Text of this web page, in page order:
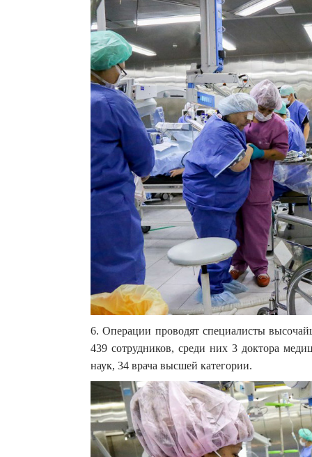
6. Операции проводят специалисты
439 сотрудников, среди них 3 доктора
наук, 34 врача высшей категории.